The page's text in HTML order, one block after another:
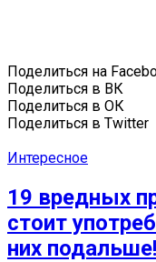
Поделиться на
Поделиться в ВК
Поделиться в ОК
Поделиться в Twitter
Интересное
19 вредных
стоит
них подальше!